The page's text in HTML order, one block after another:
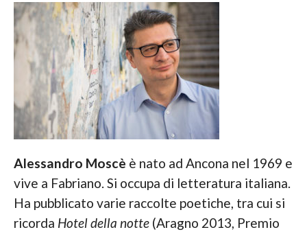
Alessandro Moscè è nato ad Ancona nel 1969 e
vive a Fabriano. Si occupa di letteratura italiana.
Ha pubblicato varie raccolte poetiche, tra cui si
ricorda Hotel della notte (Aragno 2013, Premio